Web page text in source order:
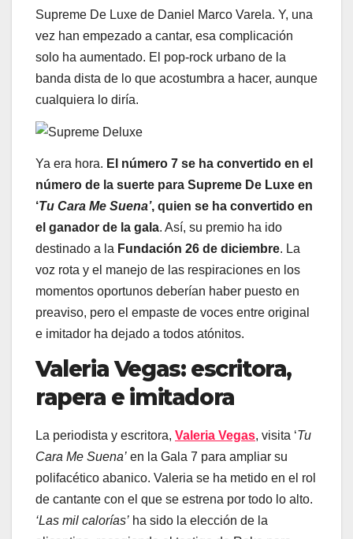
Supreme De Luxe de Daniel Marco Varela. Y, una
vez han empezado a cantar, esa complicación
solo ha aumentado. El pop-rock urbano de la
banda dista de lo que acostumbra a hacer, aunque
cualquiera lo diría.
Ya era hora. El número 7 se ha convertido en el
número de la suerte para Supreme De Luxe en
‘Tu Cara Me Suena’, quien se ha convertido en
el ganador de la gala. Así, su premio ha ido
destinado a la Fundación 26 de diciembre. La
voz rota y el manejo de las respiraciones en los
momentos oportunos deberían haber puesto en
preaviso, pero el empaste de voces entre original
e imitador ha dejado a todos atónitos.
Valeria Vegas: escritora,
rapera e imitadora
La periodista y escritora, Valeria Vegas, visita ‘Tu
Cara Me Suena’ en la Gala 7 para ampliar su
polifacético abanico. Valeria se ha metido en el rol
de cantante con el que se estrena por todo lo alto.
‘Las mil calorías’ ha sido la elección de la